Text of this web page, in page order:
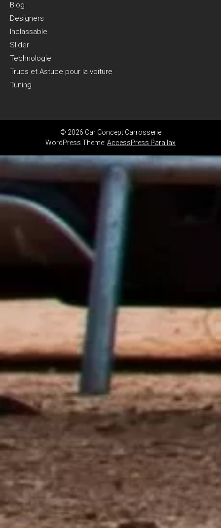
Blog
Designers
Inclassable
Slider
Technologie
Trucs et Astuce pour la voiture
Tuning
© 2026 Car Concept Carrosserie
WordPress Theme: AccessPress Parallax